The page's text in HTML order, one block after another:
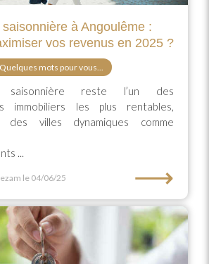
à Angoulême :
vos revenus en 2025 ?
Quelques mots pour vous...
saisonnière reste l’un des
immobiliers les plus rentables,
villes dynamiques comme
...
le 04/06/25 ⟶